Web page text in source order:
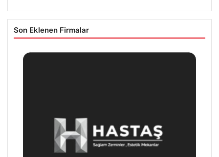
Son Eklenen Firmalar